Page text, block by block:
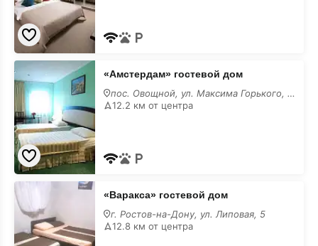
«Амстердам»
гостевой
дом
недорого
«Амстердам» гостевой дом
пос. Овощной, ул. Максима Горького, 43/1
12.2 км от центра
«Варакса»
гостевой
дом
недорого
«Варакса» гостевой дом
г. Ростов-на-Дону, ул. Липовая, 5
12.8 км от центра